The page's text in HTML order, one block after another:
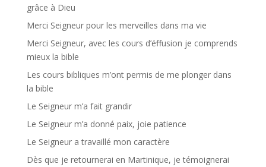
grâce à Dieu
Merci Seigneur pour les merveilles dans ma vie
Merci Seigneur, avec les cours d’éffusion je comprends
mieux la bible
Les cours bibliques m’ont permis de me plonger dans
la bible
Le Seigneur m’a fait grandir
Le Seigneur m’a donné paix, joie patience
Le Seigneur a travaillé mon caractère
Dès que je retournerai en Martinique, je témoignerai